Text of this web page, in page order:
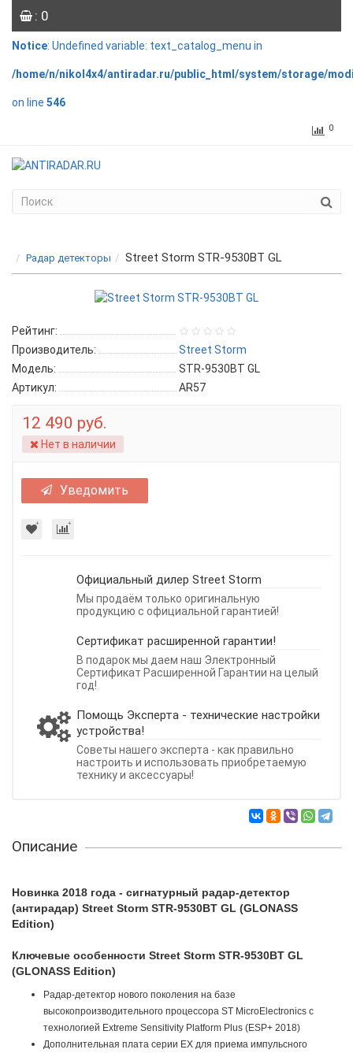
: 0
Notice: Undefined variable: text_catalog_menu in
/home/n/nikol4x4/antiradar.ru/public_html/system/storage/
on line 546
0
Радар детекторы Street Storm STR-9530BT GL
Рейтинг:
Производитель:
Street Storm
Модель:
STR-9530BT GL
Артикул:
AR57
12 490 руб.
Нет в наличии
Уведомить
Официальный дилер Street Storm
Мы продаём только оригинальную
продукцию с официальной гарантией!
Сертификат расширенной гарантии!
В подарок мы даем наш Электронный
Сертификат Расширенной Гарантии на целый
год!
Помощь Эксперта - технические настройки
устройства!
Советы нашего эксперта - как правильно
настроить и использовать приобретаемую
технику и аксессуары!
Описание
Новинка 2018 года - сигнатурный радар-детектор
(антирадар) Street Storm STR-9530BT GL (GLONASS
Edition)
Ключевые особенности Street Storm STR-9530BT GL
(GLONASS Edition)
Радар-детектор нового поколения на базе
высокопроизводительного процессора ST MicroElectronics с
технологией Extreme Sensitivity Platform Plus (ESP+ 2018)
Дополнительная плата серии EX для приема импульсного